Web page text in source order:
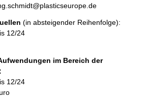
(in absteigender Reihenfolge):
12/24
im Bereich der
12/24